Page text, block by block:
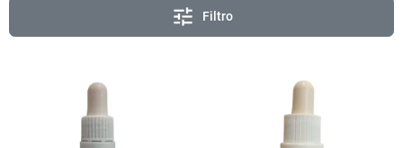
tune Filtro